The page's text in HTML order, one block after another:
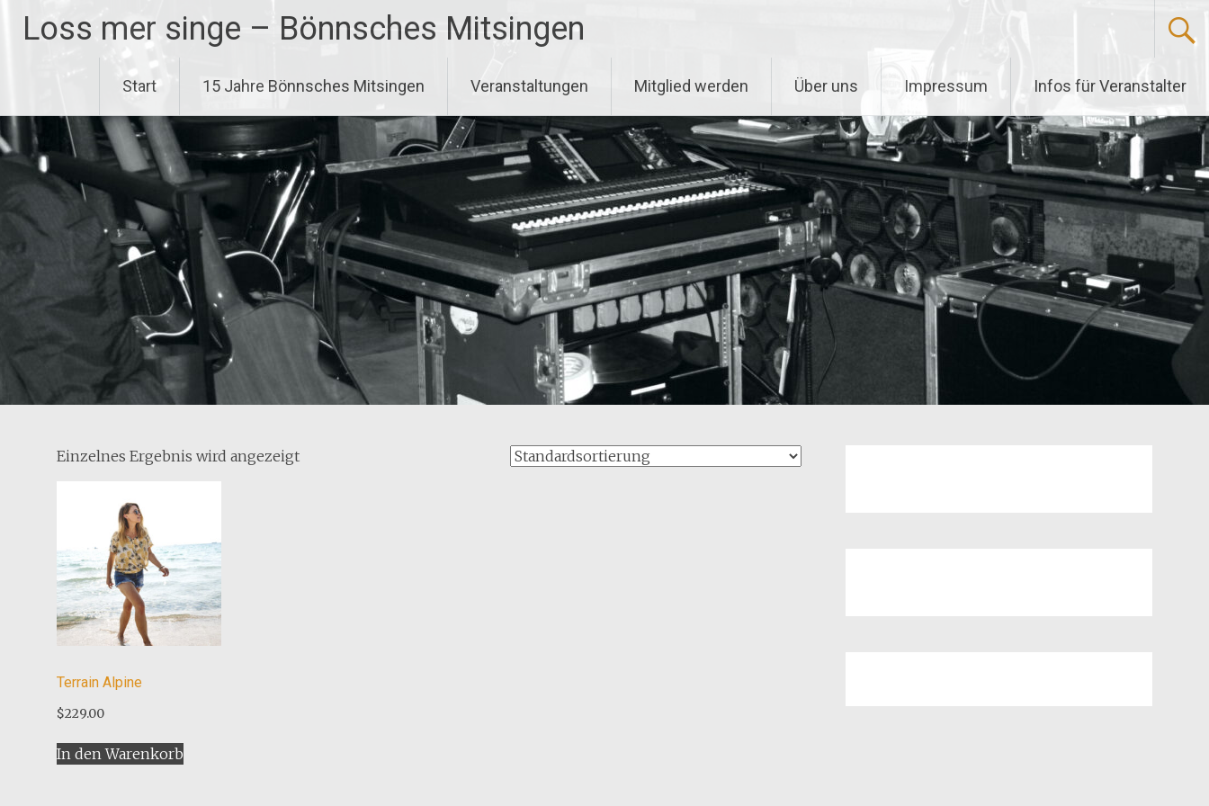
Loss mer singe – Bönnsches Mitsingen
Start 15 Jahre Bönnsches Mitsingen Veranstaltungen Mitglied werden Über uns Impressum Infos für Veranstalter
Einzelnes Ergebnis wird angezeigt
Terrain Alpine
$229.00
In den Warenkorb